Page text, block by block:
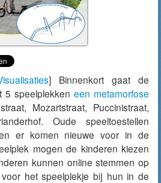
] Binnenkort gaat de
5 speelplekken een metamorfose
Mozartstraat, Puccinistraat,
Oude speeltoestellen
er komen nieuwe voor in de
mogen de kinderen kiezen
kunnen online stemmen op
het speelplekje bij hun in de